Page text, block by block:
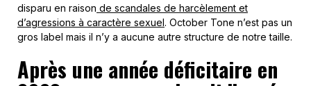
disparu en raison de scandales de harcèlement et
d’agressions à caractère sexuel. October Tone n’est pas un
gros label mais il n’y a aucune autre structure de notre taille.
Après une année déficitaire en